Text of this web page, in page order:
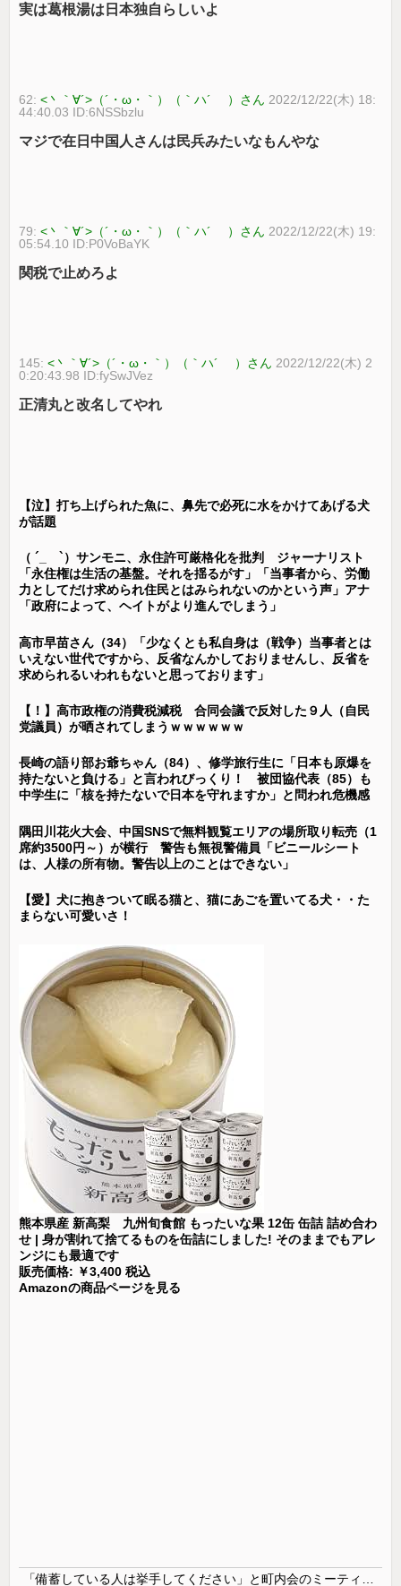
実は葛根湯は日本独自らしいよ
62:<丶｀∀´>（´・ω・｀）（｀ハ´ ）さん 2022/12/22(木) 18:
44:40.03 ID:6NSSbzlu
マジで在日中国人さんは民兵みたいなもんやな
79:<丶｀∀´>（´・ω・｀）（｀ハ´ ）さん 2022/12/22(木) 19:
05:54.10 ID:P0VoBaYK
関税で止めろよ
145:<丶｀∀´>（´・ω・｀）（｀ハ´ ）さん 2022/12/22(木) 2
0:20:43.98 ID:fySwJVez
正清丸と改名してやれ
【泣】打ち上げられた魚に、鼻先で必死に水をかけてあげる犬
が話題
（ ´_ゝ`）サンモニ、永住許可厳格化を批判 ジャーナリスト
「永住権は生活の基盤。それを揺るがす」「当事者から、労働
力としてだけ求められ住民とはみられないのかという声」アナ
「政府によって、ヘイトがより進んでしまう」
高市早苗さん（34）「少なくとも私自身は（戦争）当事者とは
いえない世代ですから、反省なんかしておりませんし、反省を
求められるいわれもないと思っております」
【！】高市政権の消費税減税 合同会議で反対した９人（自民
党議員）が晒されてしまうｗｗｗｗｗｗ
長崎の語り部お爺ちゃん（84）、修学旅行生に「日本も原爆を
持たないと負ける」と言われびっくり！ 被団協代表（85）も
中学生に「核を持たないで日本を守れますか」と問われ危機感
隅田川花火大会、中国SNSで無料観覧エリアの場所取り転売（1
席約3500円～）が横行 警告も無視警備員「ビニールシート
は、人様の所有物。警告以上のことはできない」
【愛】犬に抱きついて眠る猫と、猫にあごを置いてる犬・・た
まらない可愛いさ！
熊本県産 新高梨 九州旬食館 もったいな果 12缶 缶詰 詰め合わ
せ | 身が割れて捨てるものを缶詰にしました! そのままでもアレ
ンジにも最適です
販売価格: ￥3,400 税込
Amazonの商品ページを見る